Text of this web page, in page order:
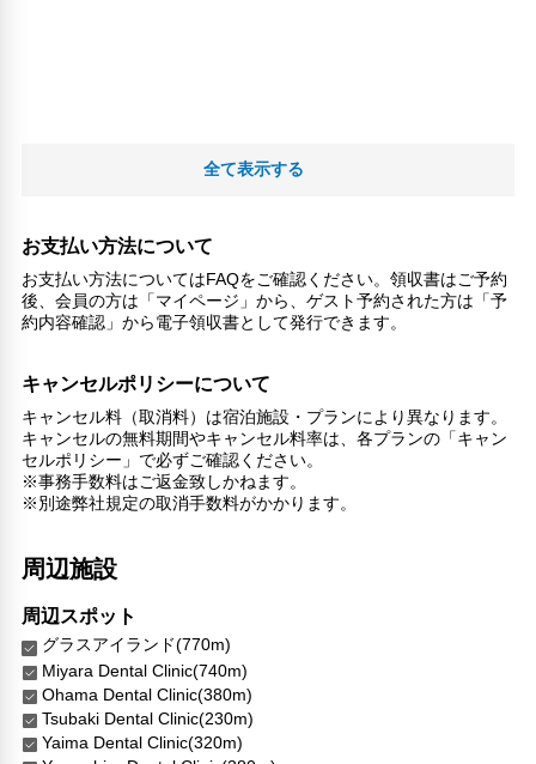
全て表示する
お支払い方法について
お支払い方法についてはFAQをご確認ください。領収書はご予約
後、会員の方は「マイページ」から、ゲスト予約された方は「予
約内容確認」から電子領収書として発行できます。
キャンセルポリシーについて
キャンセル料（取消料）は宿泊施設・プランにより異なります。
キャンセルの無料期間やキャンセル料率は、各プランの「キャン
セルポリシー」で必ずご確認ください。
※事務手数料はご返金致しかねます。
※別途弊社規定の取消手数料がかかります。
周辺施設
周辺スポット
グラスアイランド(770m)
Miyara Dental Clinic(740m)
Ohama Dental Clinic(380m)
Tsubaki Dental Clinic(230m)
Yaima Dental Clinic(320m)